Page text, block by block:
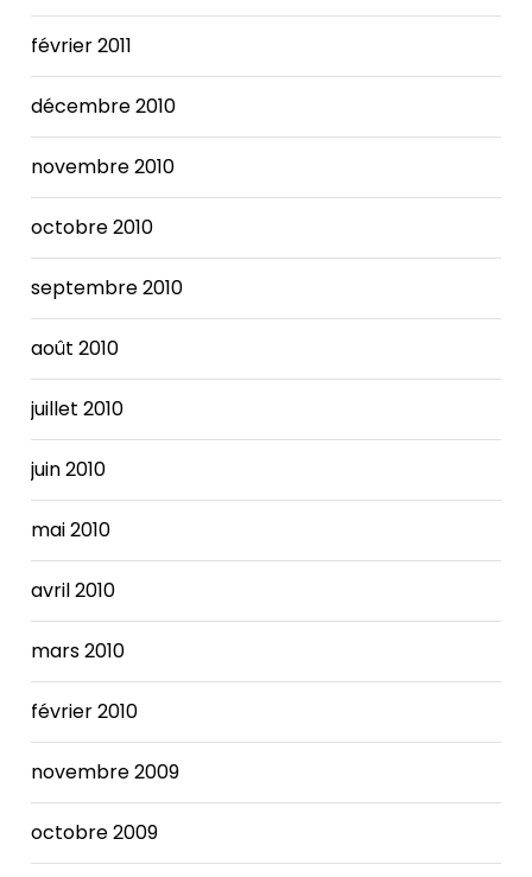
février 2011
décembre 2010
novembre 2010
octobre 2010
septembre 2010
août 2010
juillet 2010
juin 2010
mai 2010
avril 2010
mars 2010
février 2010
novembre 2009
octobre 2009